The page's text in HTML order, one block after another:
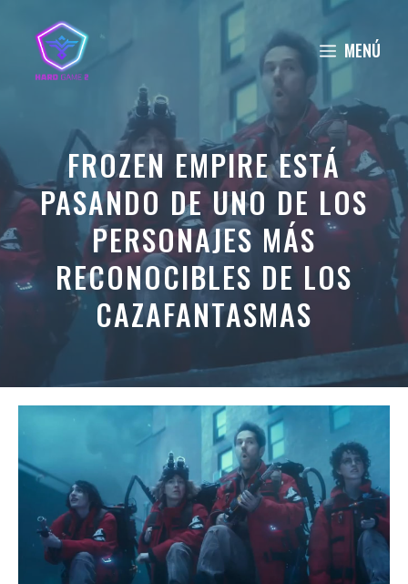
contenido
MENÚ
FROZEN EMPIRE ESTÁ
PASANDO DE UNO DE LOS
PERSONAJES MÁS
RECONOCIBLES DE LOS
CAZAFANTASMAS